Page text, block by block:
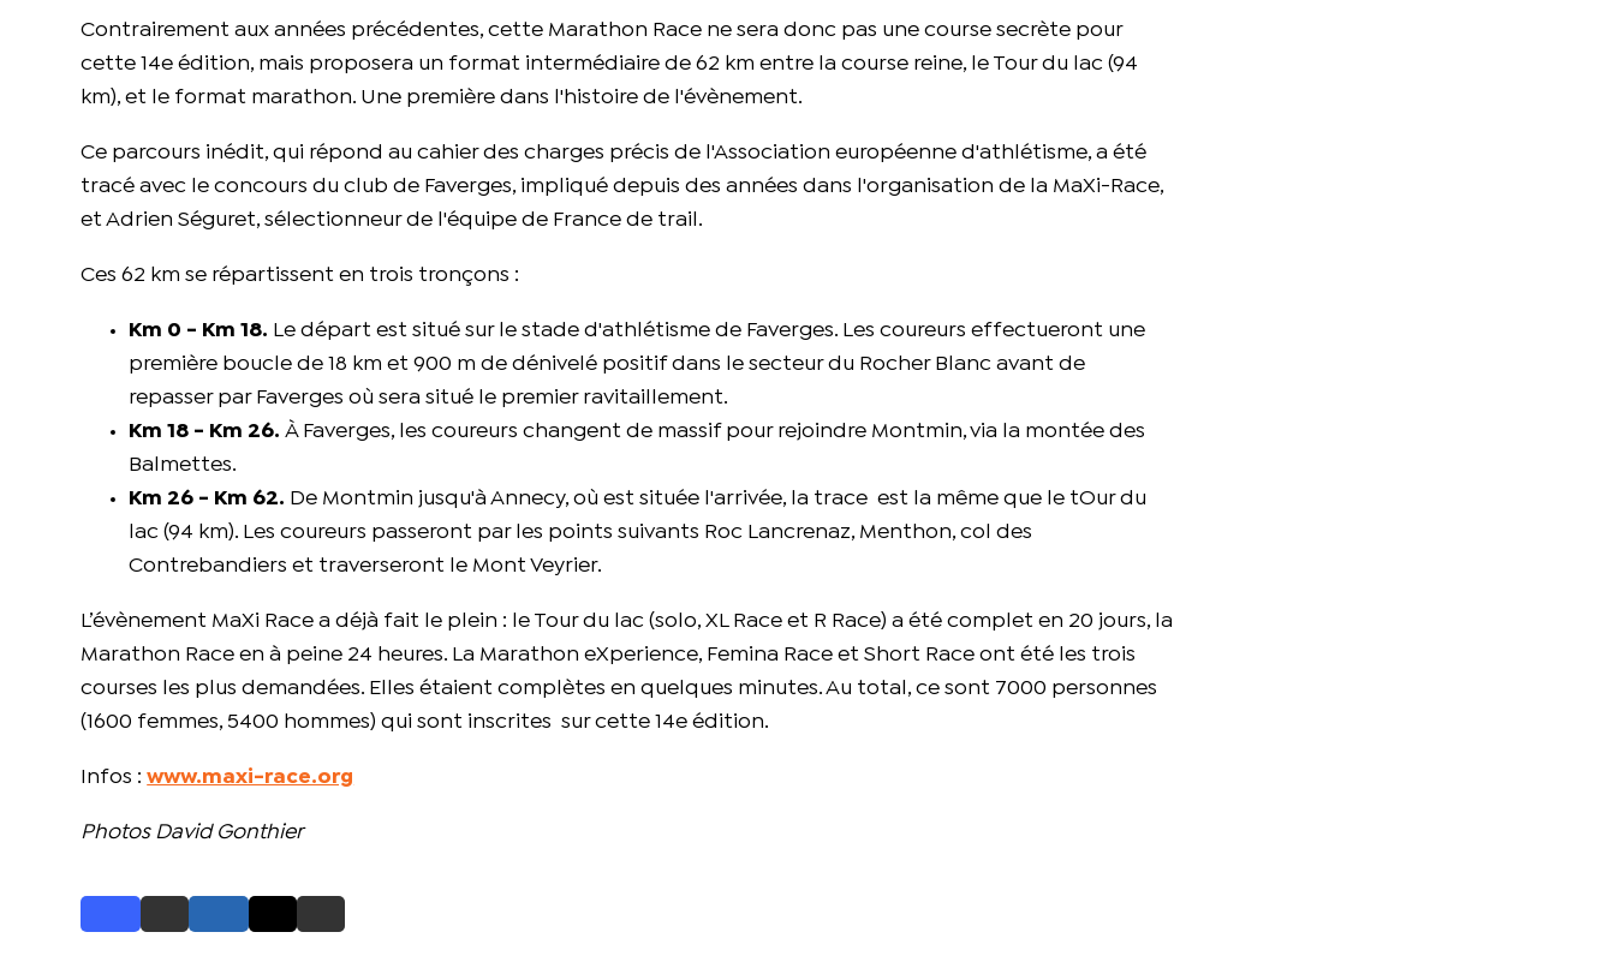
Contrairement aux années précédentes, cette Marathon Race ne sera donc pas une course secrète pour
cette 14e édition, mais proposera un format intermédiaire de 62 km entre la course reine, le Tour du lac (94
km), et le format marathon. Une première dans l'histoire de l'évènement.
Ce parcours inédit, qui répond au cahier des charges précis de l'Association européenne d'athlétisme, a été
tracé avec le concours du club de Faverges, impliqué depuis des années dans l'organisation de la MaXi-Race,
et Adrien Séguret, sélectionneur de l'équipe de France de trail.
Ces 62 km se répartissent en trois tronçons :
Km 0 - Km 18. Le départ est situé sur le stade d'athlétisme de Faverges. Les coureurs effectueront une
première boucle de 18 km et 900 m de dénivelé positif dans le secteur du Rocher Blanc avant de
repasser par Faverges où sera situé le premier ravitaillement.
Km 18 - Km 26.À Faverges, les coureurs changent de massif pour rejoindre Montmin, via la montée des
Balmettes.
Km 26 - Km 62. De Montmin jusqu'à Annecy, où est située l'arrivée, la trace est la même que le tOur du
lac (94 km). Les coureurs passeront par les points suivants Roc Lancrenaz, Menthon, col des
Contrebandiers et traverseront le Mont Veyrier.
L’évènement MaXi Race a déjà fait le plein : le Tour du lac (solo, XL Race et R Race) a été complet en 20 jours, la
Marathon Race en à peine 24 heures. La Marathon eXperience, Femina Race et Short Race ont été les trois
courses les plus demandées. Elles étaient complètes en quelques minutes. Au total, ce sont 7000 personnes
(1600 femmes, 5400 hommes) qui sont inscrites sur cette 14e édition.
Infos :www.maxi-race.org
Photos David Gonthier